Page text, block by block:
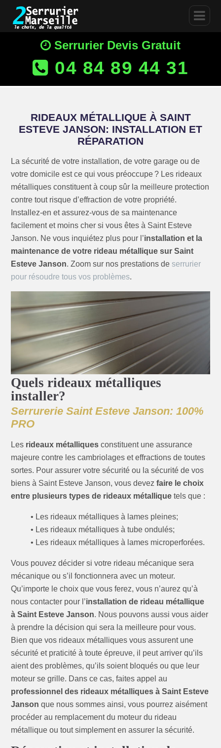
Serrurier Devis Gratuit
04 84 89 44 31
RIDEAUX MÉTALLIQUE À SAINT
ESTEVE JANSON: INSTALLATION ET
RÉPARATION
La sécurité de votre installation, de votre garage ou de
votre domicile est ce qui vous préoccupe ? Les rideaux
métalliques constituent à coup sûr la meilleure protection
contre tout risque d’effraction de votre propriété.
Installez-en et assurez-vous de sa maintenance
facilement et moins cher si vous êtes à Saint Esteve
Janson. Ne vous inquiétez plus pour l’installation et la
maintenance de votre rideau métallique sur Saint
Esteve Janson. Zoom sur nos prestations deserrurier
pour résoudre tous vos problèmes.
Quels rideaux métalliques
installer?
Serrurerie Saint Esteve Janson: 100%
PRO
Les rideaux métalliques constituent une assurance
majeure contre les cambriolages et effractions de toutes
sortes. Pour assurer votre sécurité ou la sécurité de vos
biens à Saint Esteve Janson, vous devezfaire le choix
entre plusieurs types de rideaux métallique tels que :
• Les rideaux métalliques à lames pleines;
• Les rideaux métalliques à tube ondulés;
• Les rideaux métalliques à lames microperforées.
Vous pouvez décider si votre rideau mécanique sera
mécanique ou s’il fonctionnera avec un moteur.
Qu’importe le choix que vous ferez, vous n’aurez qu’à
nous contacter pour l’installation de rideau métallique
à Saint Esteve Janson. Nous pouvons aussi vous aider
à prendre la décision qui sera la meilleure pour vous.
Bien que vos rideaux métalliques vous assurent une
sécurité et praticité à toute épreuve, il peut arriver qu’ils
aient des problèmes, qu’ils soient bloqués ou que leur
moteur se grille. Dans ce cas, faites appel au
professionnel des rideaux métalliques à Saint Esteve
Janson que nous sommes ainsi, vous pourrez aisément
procéder au remplacement du moteur du rideau
métallique ou tout simplement en assurer la sécurité.